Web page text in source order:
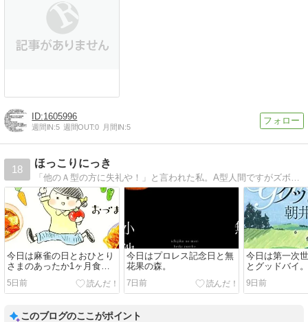
1605996
週間IN:5 週間OUT:0 月間IN:5
18
ほっこりにっき
「他のＡ型の方に失礼や！」と言われた私。A型人間ですがズボラ。でも変なトコでキッチリＡ型人間。な日記です。
今日は麻雀の日とおひとり
さまのあったか1ヶ月食費2
万円生活。
5日前
今日はプロレス記念日と無
花果の森。
7日前
今日は第一次
とグッドバイ。
9日前
このブログのここがポイント